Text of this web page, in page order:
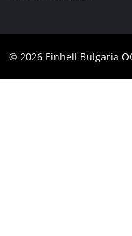
Контакти
YouТube канал на
© 2026 Einhell Bulgaria